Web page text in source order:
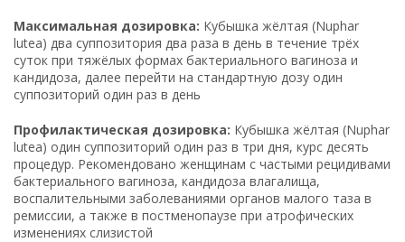
Максимальная дозировка: Кубышка жёлтая (Nuphar
lutea) два суппозитория два раза в день в течение трёх
суток при тяжёлых формах бактериального вагиноза и
кандидоза, далее перейти на стандартную дозу один
суппозиторий один раз в день
Профилактическая дозировка: Кубышка жёлтая (Nuphar
lutea) один суппозиторий один раз в три дня, курс десять
процедур. Рекомендовано женщинам с частыми рецидивами
бактериального вагиноза, кандидоза влагалища,
воспалительными заболеваниями органов малого таза в
ремиссии, а также в постменопаузе при атрофических
изменениях слизистой